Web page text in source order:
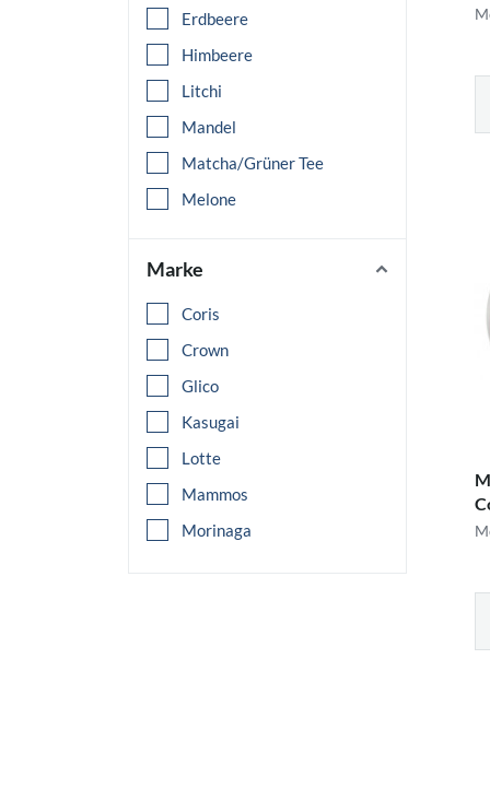
Erdbeere
Himbeere
Litchi
Mandel
Matcha/Grüner Tee
Melone
Orange
Pfirsich
Pflaume
Schoko
Traube
Zitrone
Marke
Coris
Crown
Glico
Kasugai
Lotte
Mammos
Morinaga